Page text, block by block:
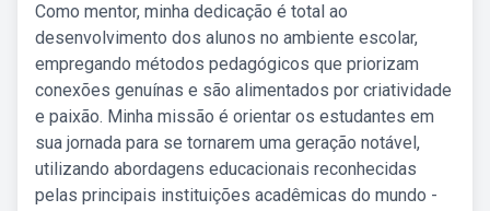
Como mentor, minha dedicação é total ao
desenvolvimento dos alunos no ambiente escolar,
empregando métodos pedagógicos que priorizam
conexões genuínas e são alimentados por criatividade
e paixão. Minha missão é orientar os estudantes em
sua jornada para se tornarem uma geração notável,
utilizando abordagens educacionais reconhecidas
pelas principais instituições acadêmicas do mundo -